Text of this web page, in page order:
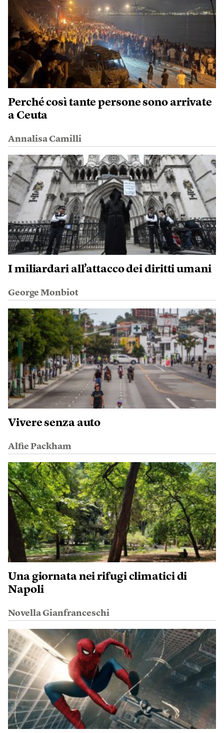
Perché così tante persone sono arrivate
a Ceuta
Annalisa Camilli
I miliardari all’attacco dei diritti umani
George Monbiot
Vivere senza auto
Alfie Packham
Una giornata nei rifugi climatici di
Napoli
Novella Gianfranceschi